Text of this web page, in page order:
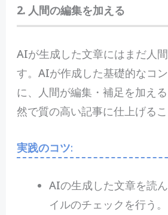
2. 人間の編集を加える
AIが生成した文章にはまだ人
す。AIが作成した基礎的なコ
に、人間が編集・補足を加え
然で質の高い記事に仕上げるこ
実践のコツ:
AIの生成した文章を読
イルのチェックを行う。